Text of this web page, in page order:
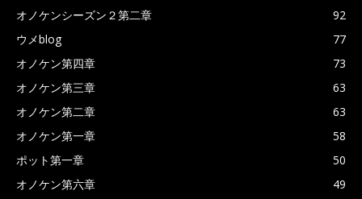
オノケンシーズン２第二章
92
ウメblog
77
オノケン第四章
73
オノケン第三章
63
オノケン第二章
63
オノケン第一章
58
ポット第一章
50
オノケン第六章
49